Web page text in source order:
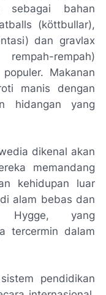
sebagai bahan
(köttbullar),
dan gravlax
rempah)
Makanan
manis dengan
hidangan yang
dikenal akan
memandang
kehidupan luar
alam bebas dan
Hygge, yang
tercermin dalam
pendidikan